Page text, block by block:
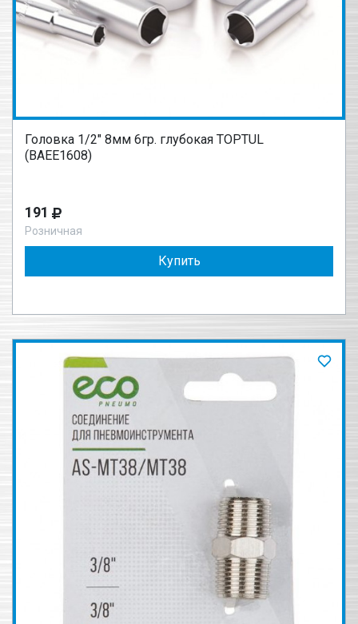
Головка 1/2" 8мм 6гр. глубокая TOPTUL
(BAEE1608)
191
Розничная
Купить